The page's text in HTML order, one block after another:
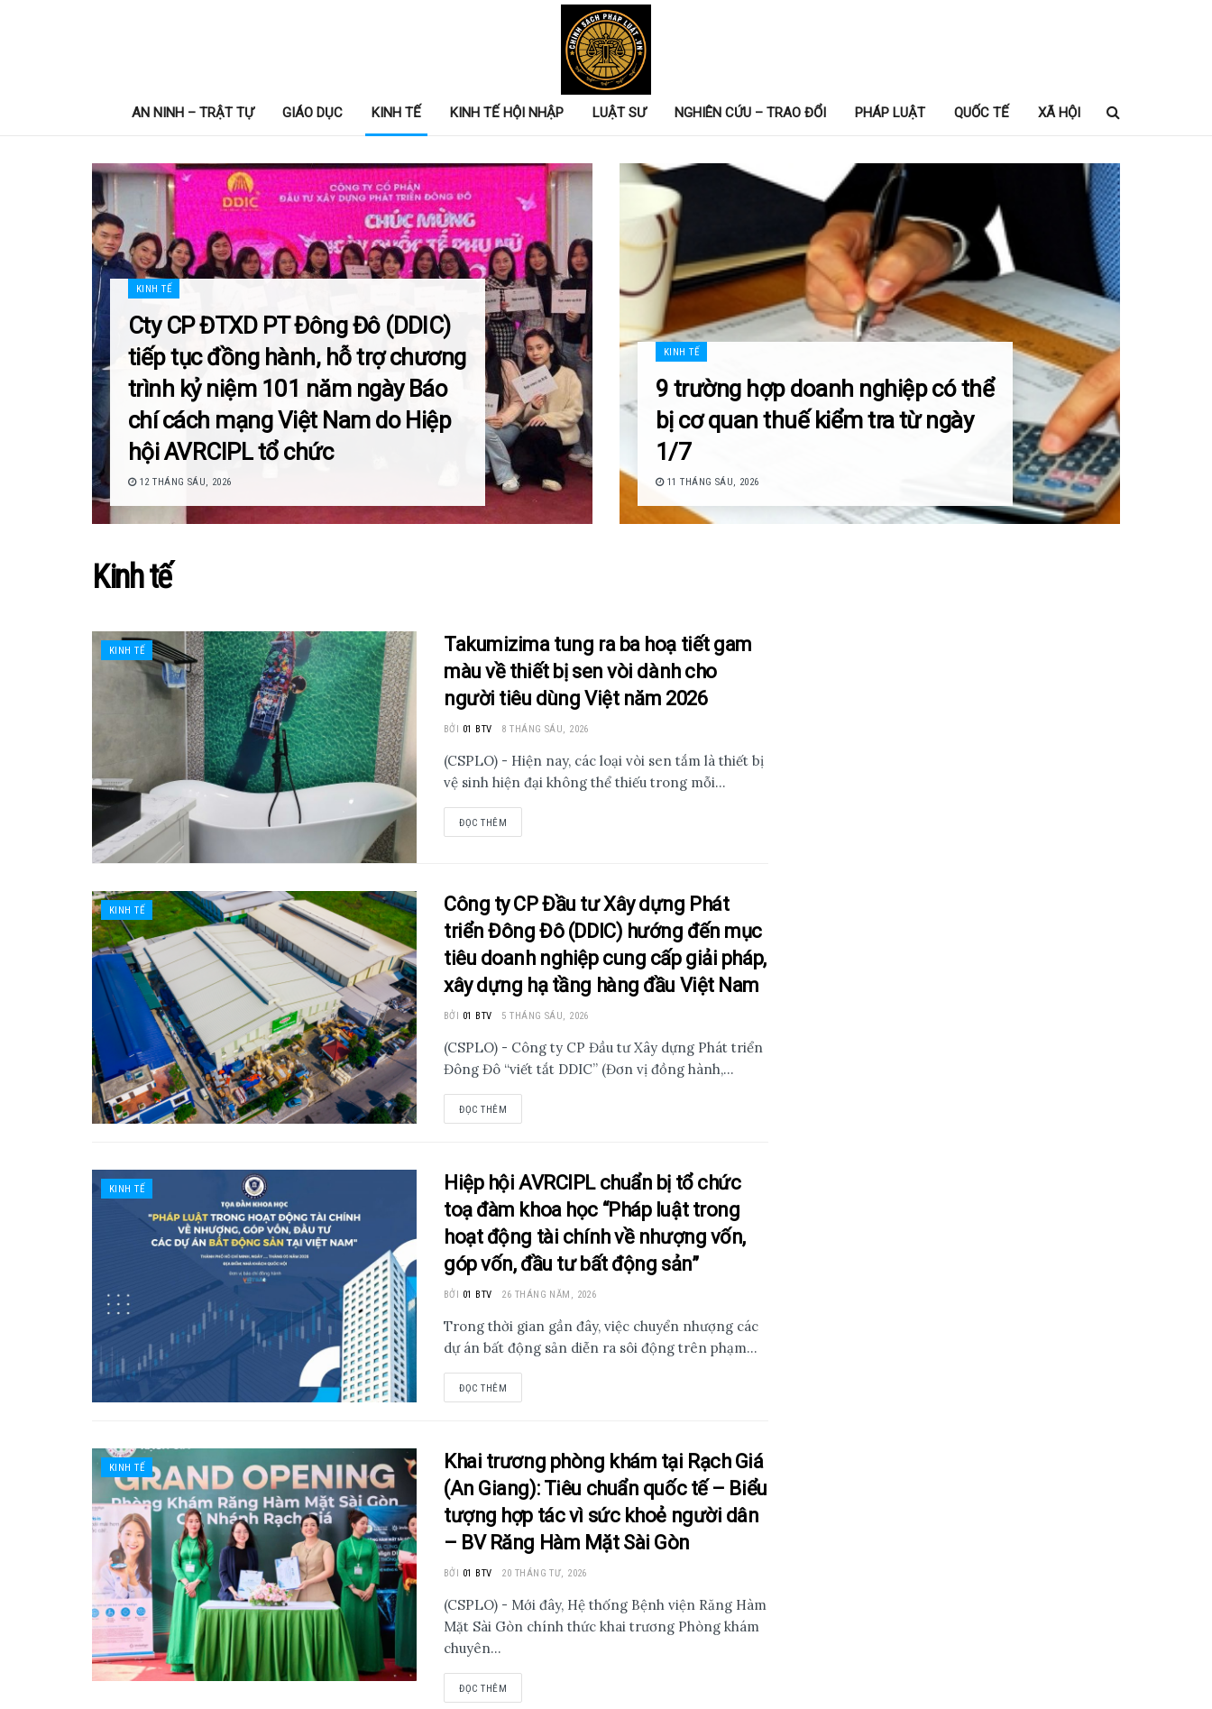
AN NINH – TRẬT TỰ GIÁO DỤC KINH TẾ KINH TẾ HỘI NHẬP LUẬT SƯ NGHIÊN CỨU – TRAO ĐỔI PHÁP LUẬT QUỐC TẾ XÃ HỘI
KINH TẾ
Cty CP ĐTXD PT Đông Đô (DDIC)
tiếp tục đồng hành, hỗ trợ chương
trình kỷ niệm 101 năm ngày Báo
chí cách mạng Việt Nam do Hiệp
hội AVRCIPL tổ chức
12 THÁNG SÁU, 2026
KINH TẾ
9 trường hợp doanh nghiệp có thể
bị cơ quan thuế kiểm tra từ ngày
1/7
11 THÁNG SÁU, 2026
Kinh tế
KINH TẾ
Takumizima tung ra ba hoạ tiết gam
màu về thiết bị sen vòi dành cho
người tiêu dùng Việt năm 2026
BỞI 01 BTV 8 THÁNG SÁU, 2026
(CSPLO) - Hiện nay, các loại vòi sen tắm là thiết bị
vệ sinh hiện đại không thể thiếu trong mỗi...
ĐỌC THÊM
KINH TẾ
Công ty CP Đầu tư Xây dựng Phát
triển Đông Đô (DDIC) hướng đến mục
tiêu doanh nghiệp cung cấp giải pháp,
xây dựng hạ tầng hàng đầu Việt Nam
BỞI 01 BTV 5 THÁNG SÁU, 2026
(CSPLO) - Công ty CP Đầu tư Xây dựng Phát triển
Đông Đô “viết tắt DDIC” (Đơn vị đồng hành,...
ĐỌC THÊM
KINH TẾ
Hiệp hội AVRCIPL chuẩn bị tổ chức
toạ đàm khoa học “Pháp luật trong
hoạt động tài chính về nhượng vốn,
góp vốn, đầu tư bất động sản”
BỞI 01 BTV 26 THÁNG NĂM, 2026
Trong thời gian gần đây, việc chuyển nhượng các
dự án bất động sản diễn ra sôi động trên phạm...
ĐỌC THÊM
KINH TẾ
Khai trương phòng khám tại Rạch Giá
(An Giang): Tiêu chuẩn quốc tế – Biểu
tượng hợp tác vì sức khoẻ người dân
– BV Răng Hàm Mặt Sài Gòn
BỞI 01 BTV 20 THÁNG TƯ, 2026
(CSPLO) - Mới đây, Hệ thống Bệnh viện Răng Hàm
Mặt Sài Gòn chính thức khai trương Phòng khám
chuyên...
ĐỌC THÊM